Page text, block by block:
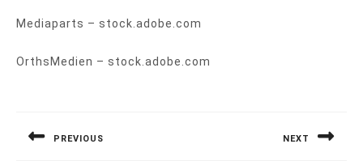
Mediaparts – stock.adobe.com
OrthsMedien – stock.adobe.com
PREVIOUS NEXT